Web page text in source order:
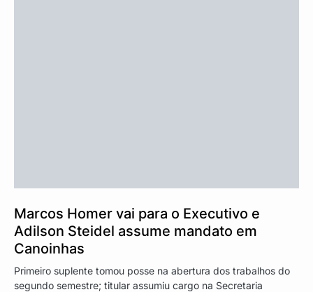
Marcos Homer vai para o Executivo e
Adilson Steidel assume mandato em
Canoinhas
Primeiro suplente tomou posse na abertura dos trabalhos do
segundo semestre; titular assumiu cargo na Secretaria